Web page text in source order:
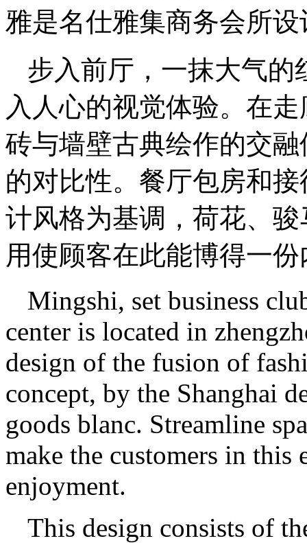
雅是名仕雅集商务会所
步入前厅，一抹大气的
入人心的视觉体验。在
砖与墙壁古典绘作的交
的对比性。餐厅包房和
计风格为基调，荷花、
用使顾客在此能博得一
Mingshi, set business
center is located in
design of the fusion of
concept, by the Shanghai
goods blanc. Streamline
make the customers in this
enjoyment.
This design consists of